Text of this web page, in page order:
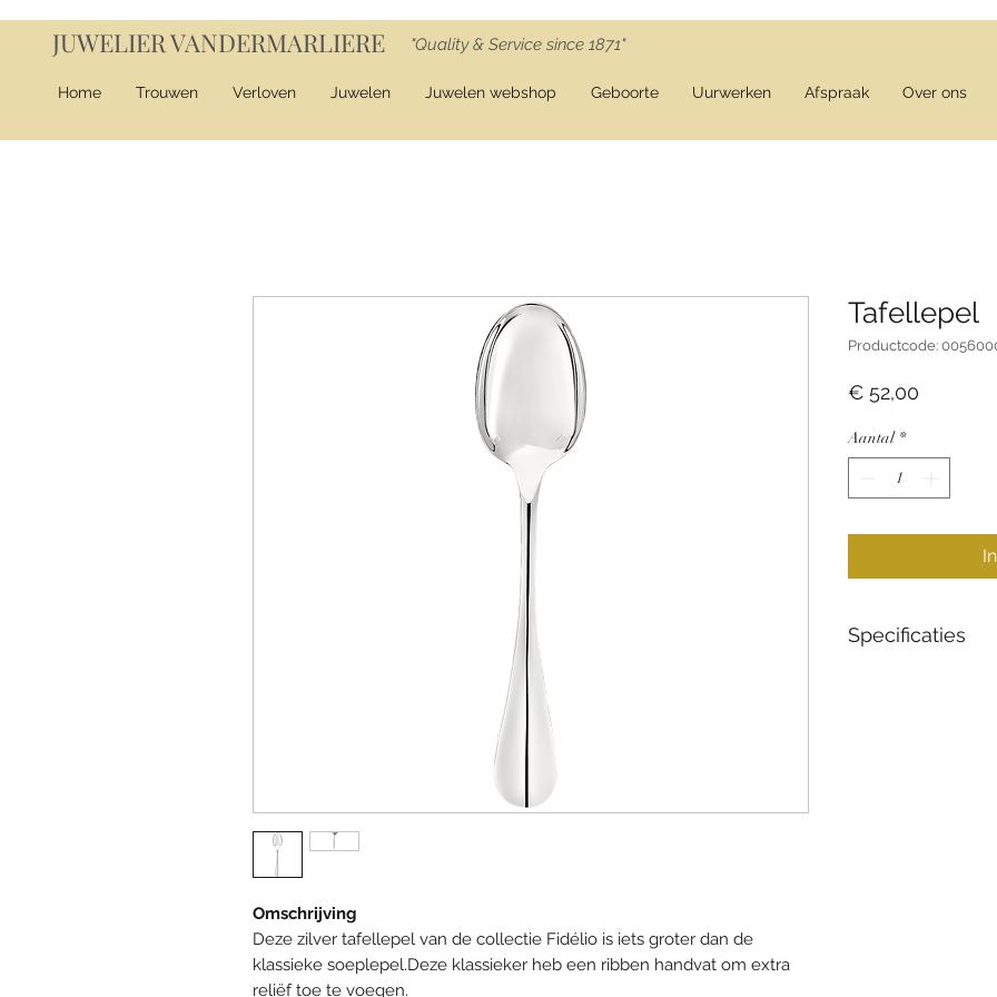
JUWELIER VANDERMARLIERE "Quality & Service since 1871"
Home Trouwen Verloven Juwelen Juwelen webshop Geboorte Uurwerken Afspraak Over ons
Omschrijving
Deze zilver tafellepel van de collectie Fidélio is iets groter dan de
klassieke soeplepel.Deze klassieker heb een ribben handvat om extra
reliëf toe te voegen.
Tafellepel
Productcode:
€ 52,00
Aantal *
Specificaties